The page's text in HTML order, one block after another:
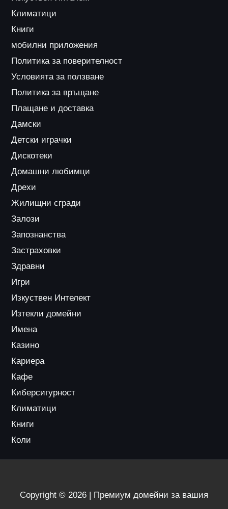
Климатици
Книги
мобилни приложения
Политика за поверителност
Условията за ползване
Политика за връщане
Плащане и доставка
Дамски
Детски играчки
Дискотеки
Домашни любимци
Дрехи
Жилищни сгради
Залози
Запознанства
Застраховки
Здравни
Игри
Изкуствен Интелект
Изтекли домейни
Имена
Казино
Кариера
Кафе
Киберсигурност
Климатици
Книги
Коли
Copyright © 2026 | Премиум домейни за вашия